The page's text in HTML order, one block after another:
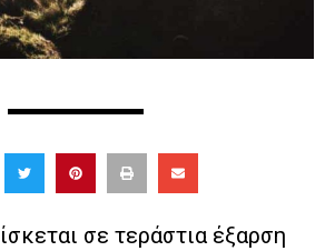
σε τεράστια έξαρση